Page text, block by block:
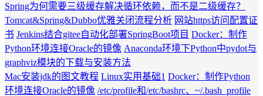
Spring为何需要三级缓存解决循环依赖，而不是二级缓存？
Tomcat&Spring&Dubbo优雅关闭流程分析 网站https访问配置证
书 Jenkins结合gitee自动化部署SpringBoot项目 Docker：制作
Python环境连接Oracle的镜像 Anaconda环境下Python中pydot与
graphviz模块的下载与安装方法
Mac安装jdk的图文教程 Linux实用基础1 Docker：制作Python
环境连接Oracle的镜像 /etc/profile和/etc/bashrc、~/.bash_profile